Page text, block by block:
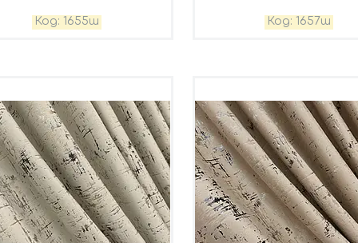
1655ш 1657ш